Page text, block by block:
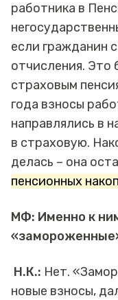
работника в
если гражданин
отчисления. Это
страховым
года взносы
направлялись в
в страховую.
делась – она
пенсионных
МФ: Именно к
Н.К.: Нет.
новые взносы,